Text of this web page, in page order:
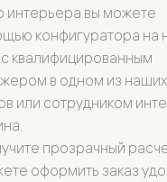
интерьера вы можете
конфигуратора на
с квалифицированным
в одном из наших
или сотрудником
прозрачный
оформить заказ